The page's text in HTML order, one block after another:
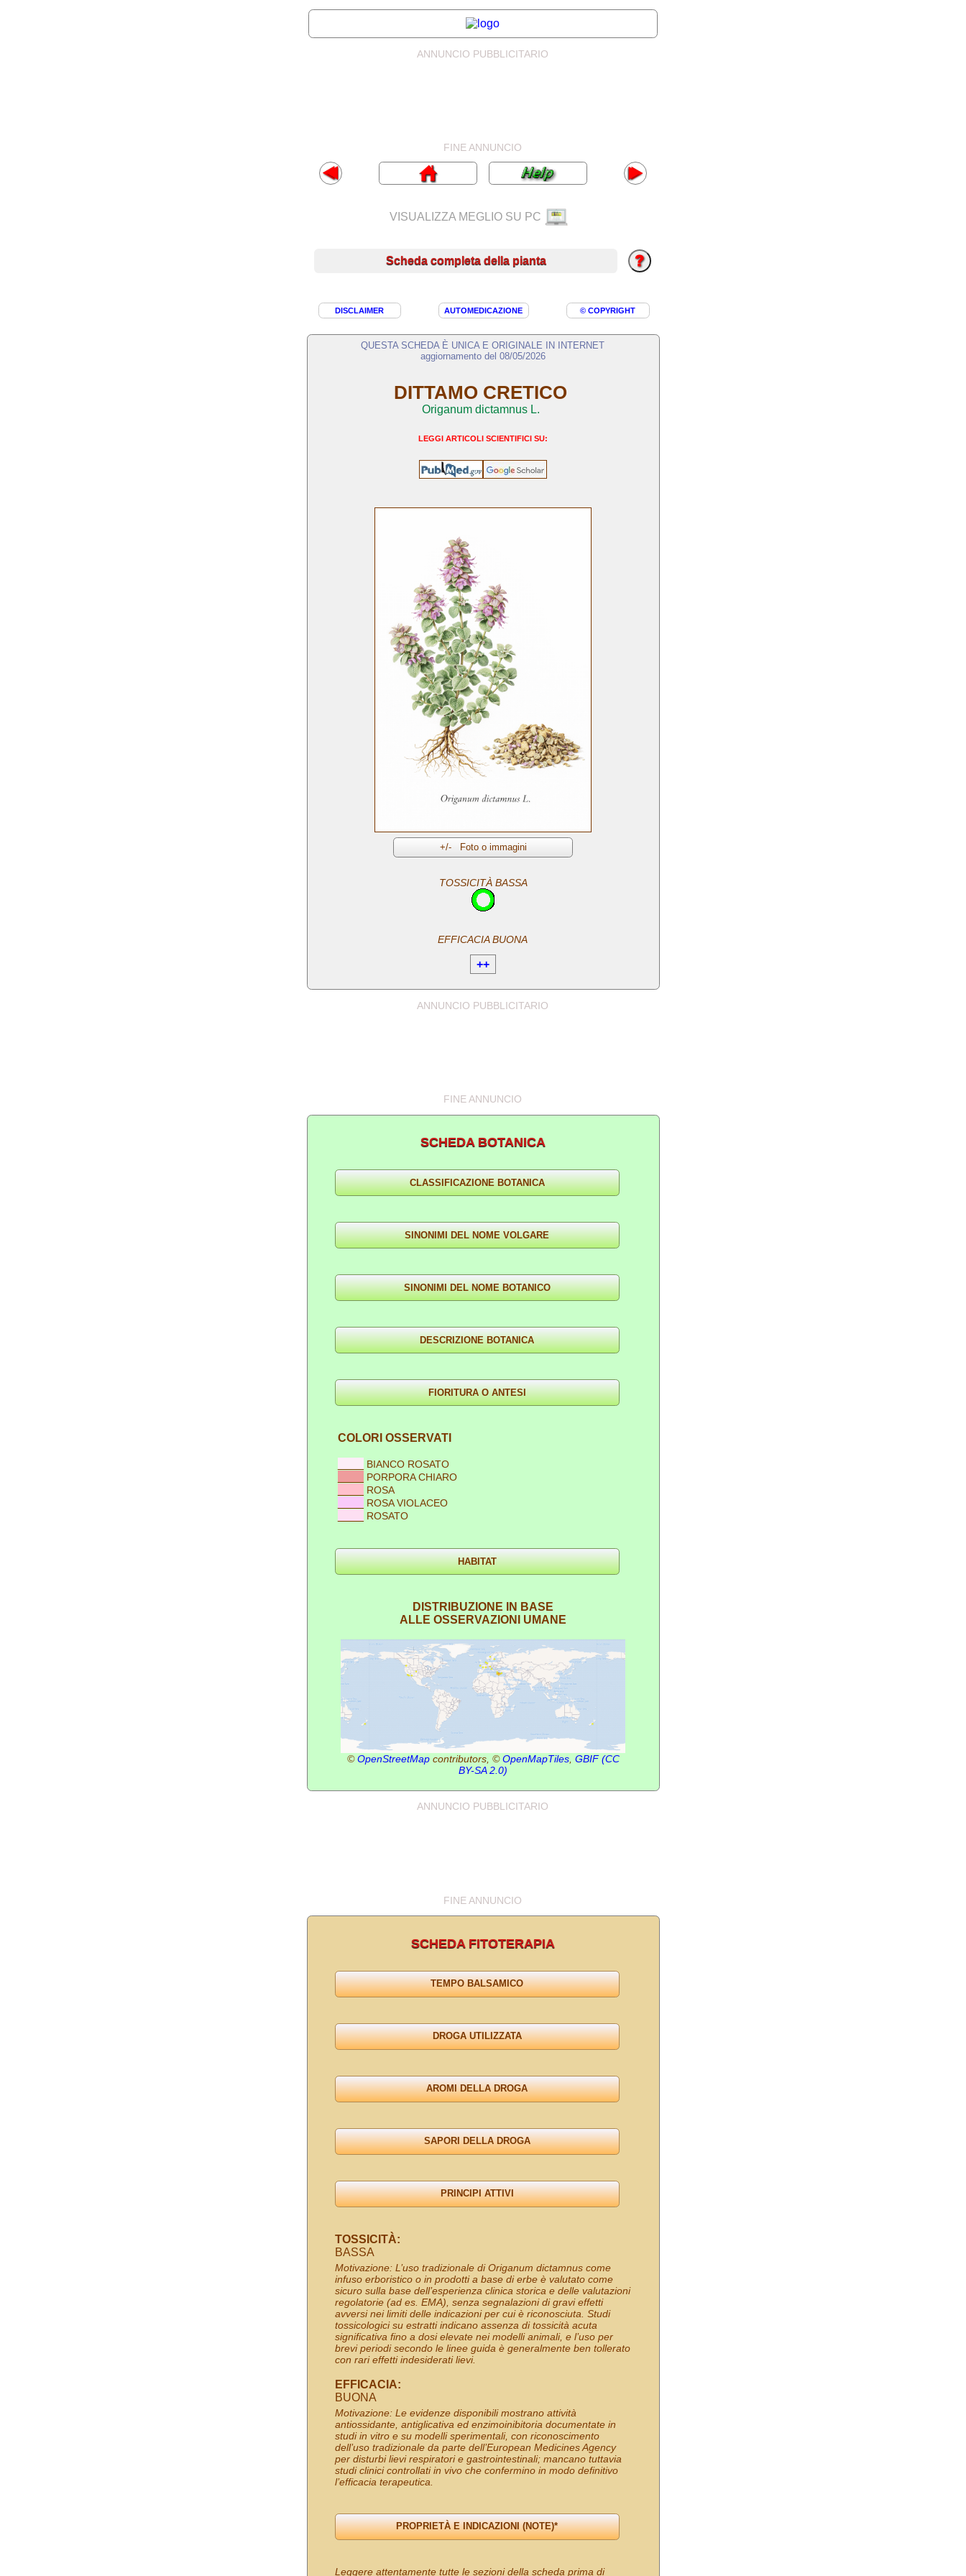
ANNUNCIO PUBBLICITARIO
FINE ANNUNCIO
VISUALIZZA MEGLIO SU PC
Scheda completa della pianta
DISCLAIMER AUTOMEDICAZIONE © COPYRIGHT
QUESTA SCHEDA È UNICA E ORIGINALE IN INTERNET
aggiornamento del 08/05/2026
DITTAMO CRETICO
Origanum dictamnus L.
LEGGI ARTICOLI SCIENTIFICI SU:
TOSSICITÀ BASSA
EFFICACIA BUONA
++
ANNUNCIO PUBBLICITARIO
FINE ANNUNCIO
SCHEDA BOTANICA
COLORI OSSERVATI
BIANCO ROSATO
PORPORA CHIARO
ROSA
ROSA VIOLACEO
ROSATO
DISTRIBUZIONE IN BASE
ALLE OSSERVAZIONI UMANE
©OpenStreetMapcontributors, ©OpenMapTiles, GBIF (CC
BY-SA 2.0)
ANNUNCIO PUBBLICITARIO
FINE ANNUNCIO
SCHEDA FITOTERAPIA
TOSSICITÀ:
BASSA
Motivazione: L’uso tradizionale di Origanum dictamnus come
infuso erboristico o in prodotti a base di erbe è valutato come
sicuro sulla base dell’esperienza clinica storica e delle valutazioni
regolatorie (ad es. EMA), senza segnalazioni di gravi effetti
avversi nei limiti delle indicazioni per cui è riconosciuta. Studi
tossicologici su estratti indicano assenza di tossicità acuta
significativa fino a dosi elevate nei modelli animali, e l’uso per
brevi periodi secondo le linee guida è generalmente ben tollerato
con rari effetti indesiderati lievi.
EFFICACIA:
BUONA
Motivazione: Le evidenze disponibili mostrano attività
antiossidante, antiglicativa ed enzimoinibitoria documentate in
studi in vitro e su modelli sperimentali, con riconoscimento
dell’uso tradizionale da parte dell’European Medicines Agency
per disturbi lievi respiratori e gastrointestinali; mancano tuttavia
studi clinici controllati in vivo che confermino in modo definitivo
l’efficacia terapeutica.
Leggere attentamente tutte le sezioni della scheda prima di